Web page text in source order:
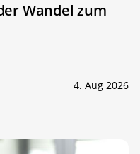
Wandel zum
4. Aug 2026